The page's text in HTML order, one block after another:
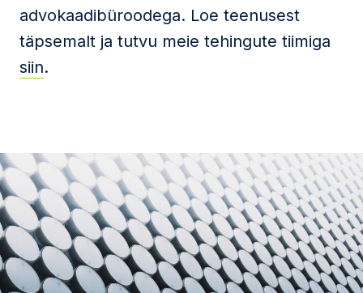
advokaadibüroodega. Loe teenusest
täpsemalt ja tutvu meie tehingute tiimiga
siin.